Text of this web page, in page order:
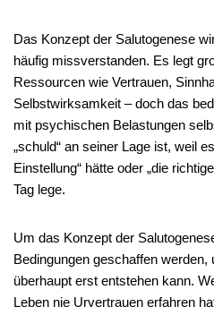
Das Konzept der Salutogenese
häufig missverstanden. Es legt
Ressourcen wie Vertrauen,
Selbstwirksamkeit – doch das
mit psychischen Belastungen
„schuld“ an seiner Lage ist, weil
Einstellung“ hätte oder „die
Tag lege.
Um das Konzept der
Bedingungen geschaffen werden,
überhaupt erst entstehen kann.
Leben nie Urvertrauen erfahren